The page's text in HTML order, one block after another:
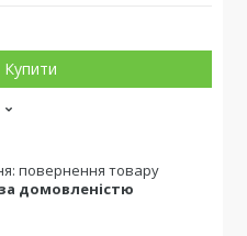
Купити
повернення товару
домовленістю